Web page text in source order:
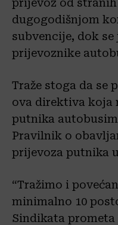
prijevoz od
dugogodišnjom
subvencije, dok
prijevoznike
Traže stoga da se
ova direktiva koja
putnika
Pravilnik o
prijevoza putnika
“Tražimo i
minimalno 10
Sindikata prometa